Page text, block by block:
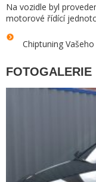
Na vozidle byl
motorové řídící
Chiptuning
FOTOGALERIE